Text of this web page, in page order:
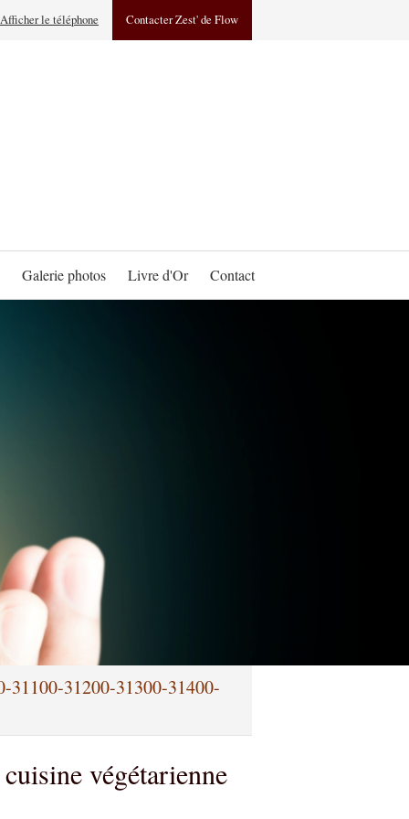
Contacter Zest' de Flow
Afficher le téléphone
Galerie photos Livre d'Or Contact
31100-31200-31300-31400-
végétarienne